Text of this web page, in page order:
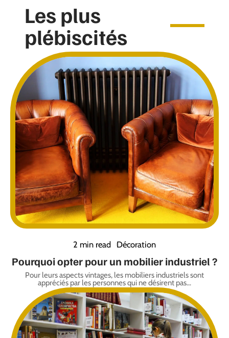
Les plus
plébiscités
2 min read Décoration
Pourquoi opter pour un mobilier industriel ?
Pour leurs aspects vintages, les mobiliers industriels sont
appréciés par les personnes qui ne désirent pas…